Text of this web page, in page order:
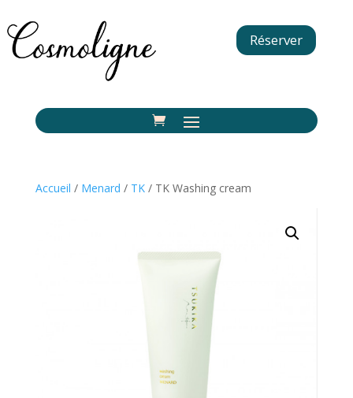
Réserver
Accueil / Menard / TK/ TK Washing cream